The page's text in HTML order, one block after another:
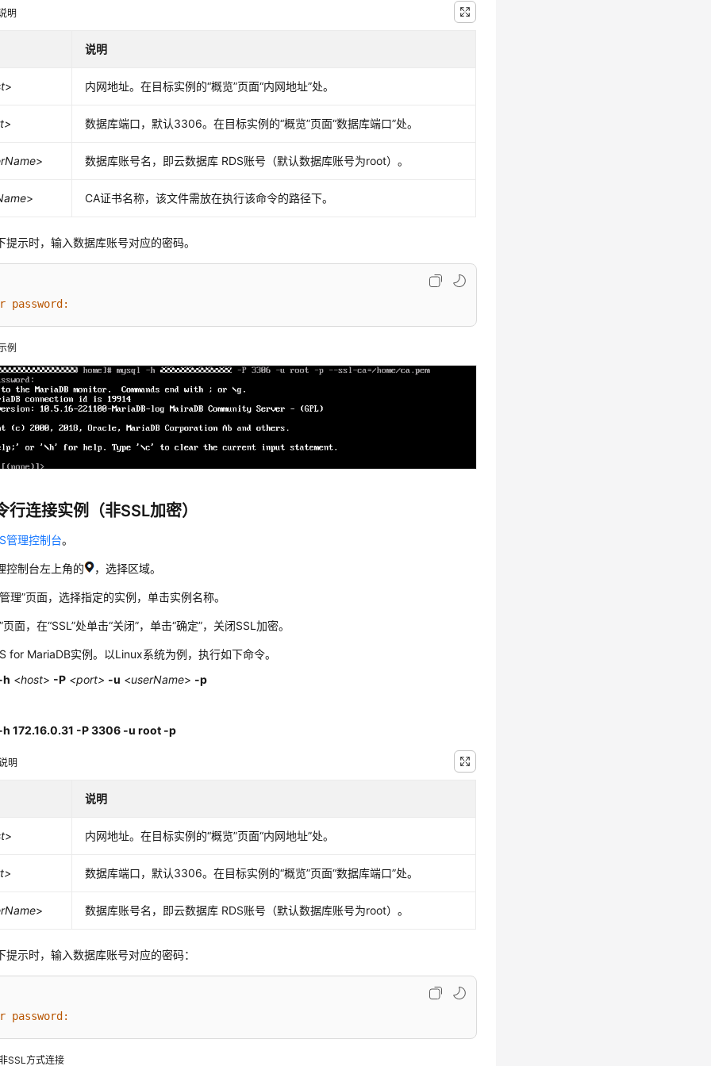
明
说明
> 内网地址。在目标实例的“概览”页面“内网地址”处。
数据库端口，默认3306。在目标实例的“概览”页面“数据库端口”处。
> 数据库账号名，即云数据库 RDS账号（默认数据库账号为root）。
> CA证书名称，该文件需放在执行该命令的路径下。
提示时，输入数据库账号对应的密码。
password:
例
行连接实例（非SSL加密）
管理控制台。
控制台左上角的 ，选择区域。
理”页面，选择指定的实例，单击实例名称。
页面，在“SSL”处单击“关闭”，单击“确定”，关闭SSL加密。
for MariaDB实例。以Linux系统为例，执行如下命令。
h <host> -P <port> -u <userName> -p
172.16.0.31 -P 3306 -u root -p
明
说明
> 内网地址。在目标实例的“概览”页面“内网地址”处。
数据库端口，默认3306。在目标实例的“概览”页面“数据库端口”处。
> 数据库账号名，即云数据库 RDS账号（默认数据库账号为root）。
提示时，输入数据库账号对应的密码：
password:
SSL方式连接